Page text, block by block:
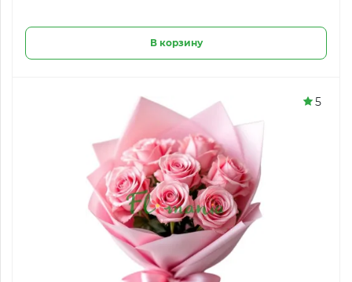
В корзину
5